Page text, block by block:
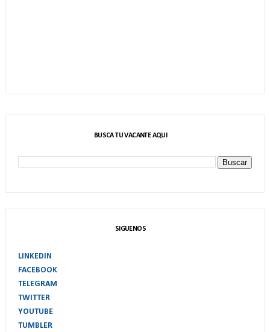
BUSCA TU VACANTE AQUI
SIGUENOS
LINKEDIN
FACEBOOK
TELEGRAM
TWITTER
YOUTUBE
TUMBLER